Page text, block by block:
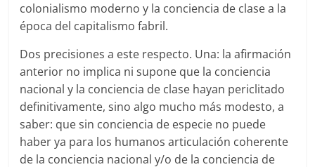
colonialismo moderno y la conciencia de clase a la
época del capitalismo fabril.
Dos precisiones a este respecto. Una: la afirmación
anterior no implica ni supone que la conciencia
nacional y la conciencia de clase hayan periclitado
definitivamente, sino algo mucho más modesto, a
saber: que sin conciencia de especie no puede
haber ya para los humanos articulación coherente
de la conciencia nacional y/o de la conciencia de